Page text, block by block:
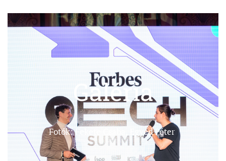
Galéria
Fotók: Fekete Csaba, Egyed Péter